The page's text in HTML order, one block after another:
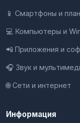
📱 Смартфоны и
💻 Компьютеры и
📲 Приложения и
🎧 Звук и
🌐 Сети и интернет
Информация